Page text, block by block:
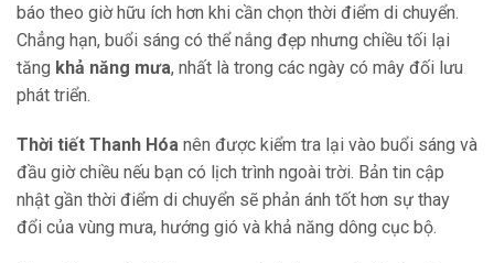
báo theo giờ hữu ích hơn khi cần chọn thời điểm di chuyển.
Chẳng hạn, buổi sáng có thể nắng đẹp nhưng chiều tối lại
tăng khả năng mưa, nhất là trong các ngày có mây đối lưu
phát triển.
Thời tiết Thanh Hóa nên được kiểm tra lại vào buổi sáng và
đầu giờ chiều nếu bạn có lịch trình ngoài trời. Bản tin cập
nhật gần thời điểm di chuyển sẽ phản ánh tốt hơn sự thay
đổi của vùng mưa, hướng gió và khả năng dông cục bộ.